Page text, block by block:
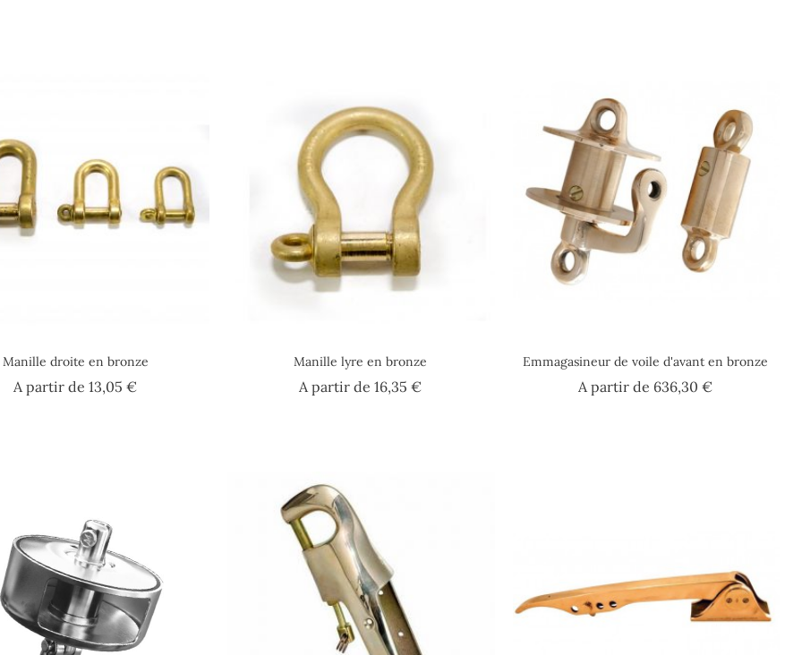
Manille droite en bronze
A partir de13,05 €Prix
Manille lyre en bronze
A partir de16,35 €Prix
Emmagasineur de voile d'avant en bronze
A partir de 636,30 €Prix